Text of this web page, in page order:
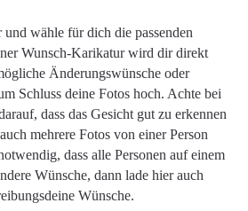
wähle für dich die passenden
Wunsch-Karikatur wird dir direkt
Änderungswünsche oder
Schluss deine Fotos hoch. Achte bei
dass das Gesicht gut zu erkennen
mehrere Fotos von einer Person
dass alle Personen auf einem
Wünsche, dann lade hier auch
Wünsche.